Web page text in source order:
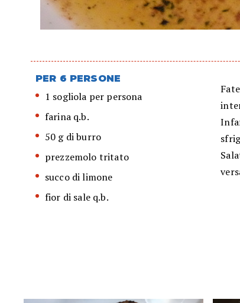
PER 6 PERSONE
1 sogliola per persona
farina q.b.
50 g di burro
prezzemolo tritato
succo di limone
fior di sale q.b.